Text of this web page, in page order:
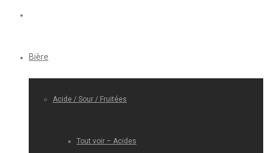
Bière
Acide / Sour / Fruitées
Tout voir – Acides